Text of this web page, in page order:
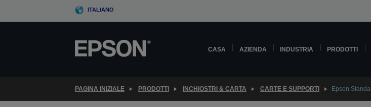
ITALIANO
CASA AZIENDA INDUSTRIA PRODOTTI
PAGINA INIZIALE PRODOTTI INCHIOSTRI & CARTA CARTE E SUPPORTI Epson